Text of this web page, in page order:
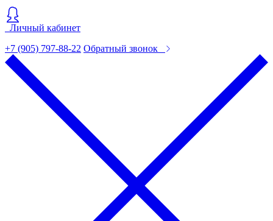
Личный кабинет
+7 (905) 797-88-22 Обратный звонок